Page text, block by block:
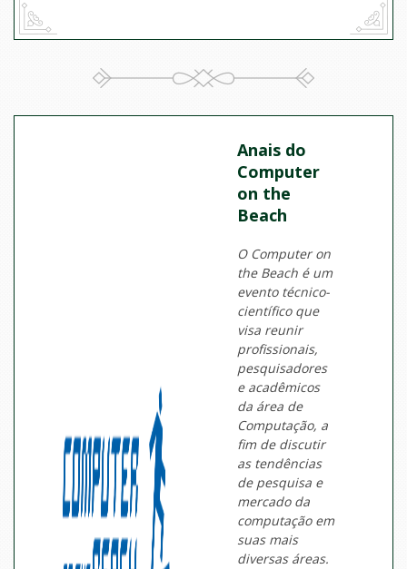
Anais do
Computer
on the
Beach
O Computer on
the Beach é um
evento técnico-
científico que
visa reunir
profissionais,
pesquisadores
e acadêmicos
da área de
Computação, a
fim de discutir
as tendências
de pesquisa e
mercado da
computação em
suas mais
diversas áreas.